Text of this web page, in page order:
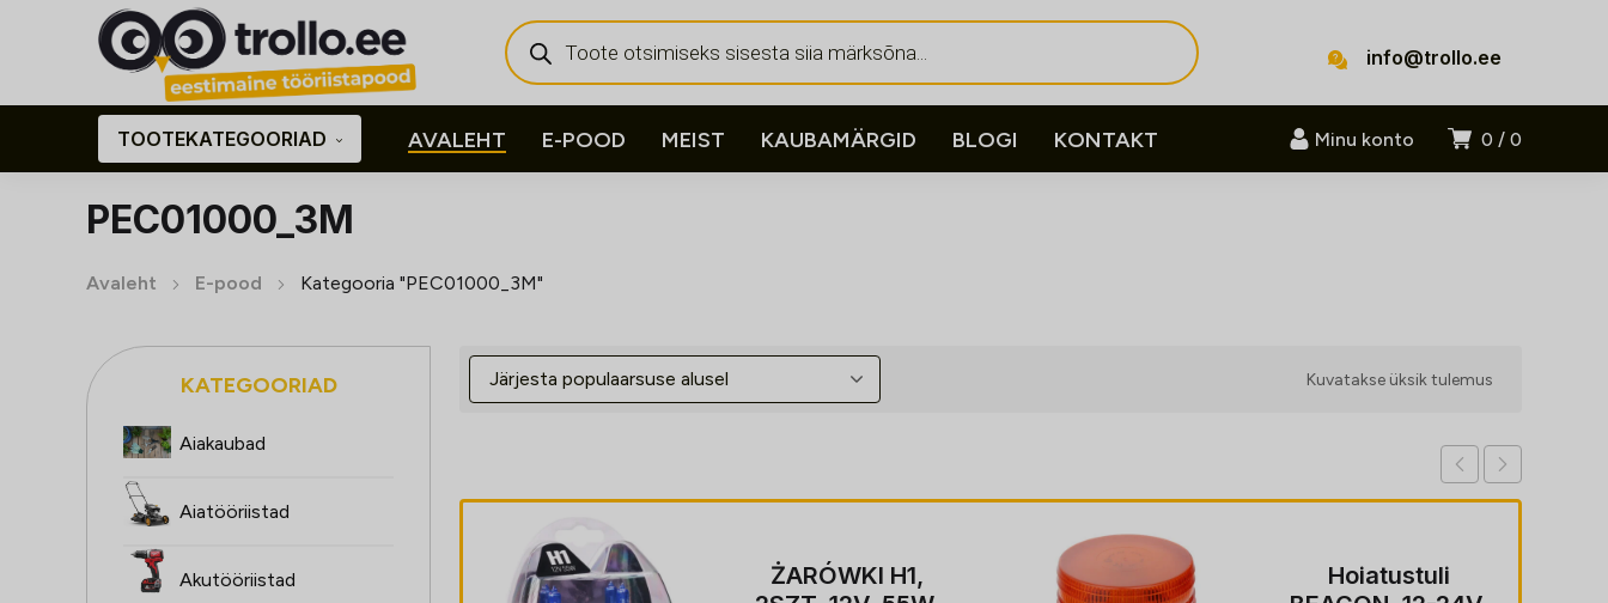
Products
search
info@trollo.ee
0 0
Minu konto
TOOTEKATEGOORIAD AVALEHT E-POOD MEIST KAUBAMÄRGID BLOGI KONTAKT
PEC01000_3M
Avaleht E-pood Kategooria "PEC01000_3M"
KATEGOORIAD
Aiakaubad
Aiatööriistad
Akutööriistad
Kuvatakse üksik tulemus
ŻARÓWKI H4,
ŻARÓWKI H1,
Hoiatustuli